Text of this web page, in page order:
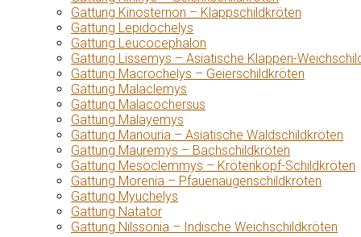
Gattung Kinosternon – Klappschildkröten
Gattung Lepidochelys
Gattung Leucocephalon
Gattung Lissemys – Asiatische Klappen-
Gattung Macrochelys – Geierschildkröten
Gattung Malaclemys
Gattung Malacochersus
Gattung Malayemys
Gattung Manouria – Asiatische Waldschildkröten
Gattung Mauremys – Bachschildkröten
Gattung Mesoclemmys – Krötenkopf-Schildkröten
Gattung Morenia – Pfauenaugenschildkröten
Gattung Myuchelys
Gattung Natator
Gattung Nilssonia – Indische Weichschildkröten